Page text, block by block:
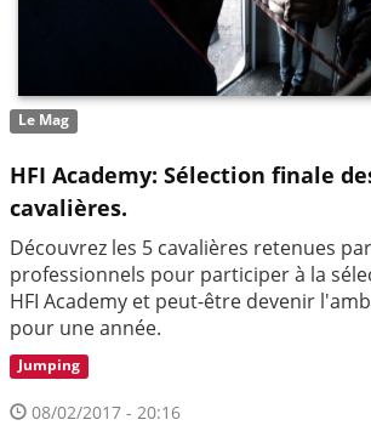
Le Mag
HFI Academy: Sélection finale
cavalières.
Découvrez les 5 cavalières retenues
professionnels pour participer à la
HFI Academy et peut-être devenir
pour une année.
Jumping
08/02/2017 - 20:16